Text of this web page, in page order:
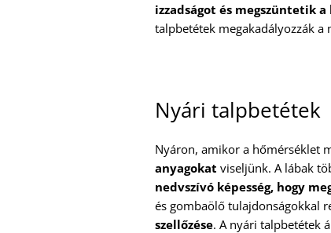
izzadságot és megszüntetik
talpbetétek megakadályozzák
Nyári talpbetétek
Nyáron, amikor a hőmérséklet
anyagokat viseljünk. A lábak
nedvszívó képesség, hogy
és gombaölő tulajdonságokkal
szellőzése. A nyári talpbetétek